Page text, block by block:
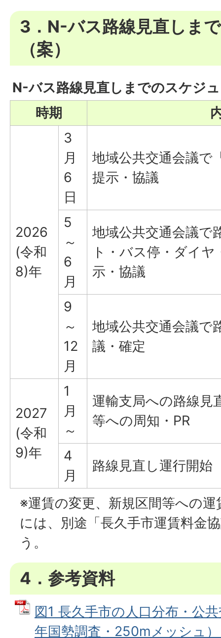
3．N-バス路線見直しま
（案）
N-バス路線見直しまでのスケジ
時期
2026
(令和
8)年
3
月
6
日
地域公共交通会議で
提示・協議
5
～
6
月
地域公共交通会議で
ト・バス停・ダイ
示・協議
9
～
12
月
地域公共交通会議で
議・確定
2027
(令和
9)年
1
月
～
運輸支局への路線見
等への周知・PR
4
月
路線見直し運行開始
※運賃の変更、新規区間等への
には、別途「長久手市運賃料金
う。
4．参考資料
図1 長久手市の人口分布・公
年国勢調査・250mメッシュ